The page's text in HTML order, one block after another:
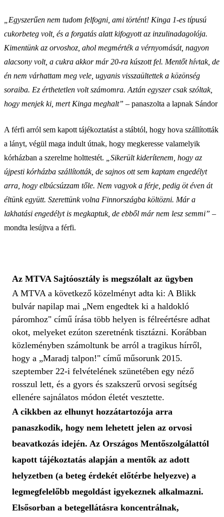
„Egyszerűen nem tudom felfogni, ami történt! Kinga 1-es típusú
cukorbeteg volt, és a forgatás alatt kifogyott az inzulinadagolója.
Kimentünk az orvoshoz, ahol megmérték a vérnyomását, nagyon
alacsony volt, a cukra akkor már 20-ra kúszott fel. Mentőt hívtak, de
én nem várhattam meg vele, ugyanis visszaültettek a közönség
soraiba. Ez érthetetlen volt számomra. Aztán egyszer csak szóltak,
hogy menjek ki, mert Kinga meghalt” – panaszolta a lapnak Sándor
A férfi arról sem kapott tájékoztatást a stábtól, hogy hova szállították
a lányt, végül maga indult útnak, hogy megkeresse valamelyik
kórházban a szerelme holttestét.
„Sikerült kiderítenem, hogy az
újpesti kórházba szállították, de sajnos ott sem kaptam engedélyt
arra, hogy elbúcsúzzam tőle. Nem vagyok a férje, pedig öt éven át
éltünk együtt. Szerettünk volna Finnországba költözni. Már a
lakhatási engedélyt is megkaptuk, de ebből már nem lesz semmi” –
mondta lesújtva a férfi.
Az MTVA Sajtóosztály is megszólalt az ügyben
A MTVA a következő közelményt adta ki: A Blikk
bulvár napilap mai „Nem engedtek ki a haldokló
páromhoz" című írása több helyen is félreértésre adhat
okot, melyeket ezúton szeretnénk tisztázni. Korábban
közleményben számoltunk be arról a tragikus hírről,
hogy a „Maradj talpon!" című műsorunk 2015.
szeptember 22-i felvételének szünetében egy néző
rosszul lett, és a gyors és szakszerű orvosi segítség
ellenére sajnálatos módon életét vesztette.
A cikkben az elhunyt hozzátartozója arra
panaszkodik, hogy nem lehetett jelen az orvosi
beavatkozás idején. Az Országos Mentőszolgálattól
kapott tájékoztatás alapján a mentők az adott
helyzetben (a beteg érdekét előtérbe helyezve) a
legmegfelelőbb megoldást igyekeznek alkalmazni.
Elsősorban a betegellátásra koncentrálnak,